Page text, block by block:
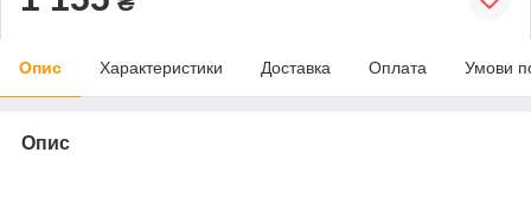
Опис Характеристики Доставка Оплата Умови
Опис